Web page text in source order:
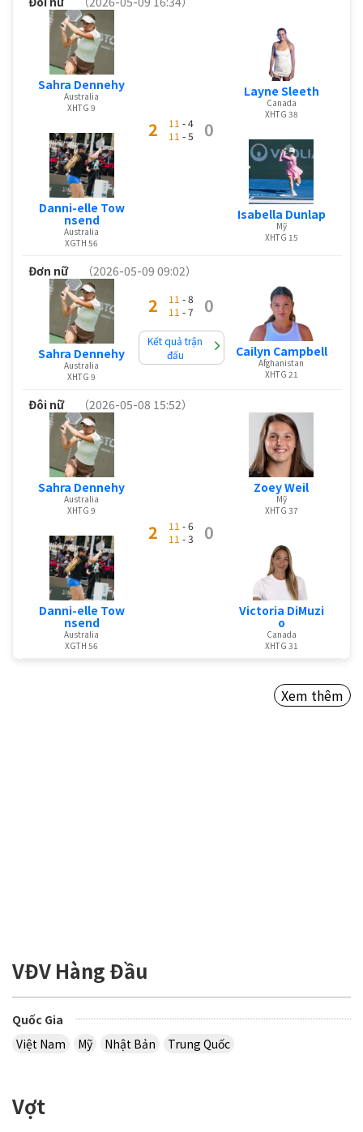
Sahra Dennehy
Australia
XHTG 9
Danni-elle Tow
nsend
Australia
XGTH 56
2 11 - 4
11 - 5 0
Layne Sleeth
Canada
XHTG 38
Isabella Dunlap
Mỹ
XHTG 15
Đơn nữ （2026-05-09 09:02）
Sahra Dennehy
Australia
XHTG 9
2 11 - 8
11 - 7 0
Kết quả trận
đấu
Cailyn Campbell
Afghanistan
XHTG 21
Đôi nữ （2026-05-08 15:52）
Sahra Dennehy
Australia
XHTG 9
Danni-elle Tow
nsend
Australia
XGTH 56
2 11 - 6
11 - 3 0
Zoey Weil
Mỹ
XHTG 37
Victoria DiMuzi
o
Canada
XHTG 31
Xem thêm
VĐV Hàng Đầu
Quốc Gia
Việt Nam
Mỹ Nhật Bản Trung Quốc
Vợt